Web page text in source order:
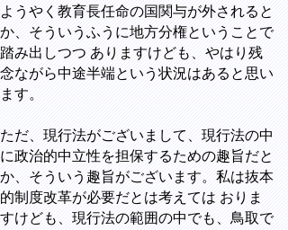
ようやく教育長任命の国関与が外されると
か、そういうふうに地方分権ということで
踏み出しつつ ありますけども、やはり残
念ながら中途半端という状況はあると思い
ます。
ただ、現行法がございまして、現行法の中
に政治的中立性を担保するための趣旨だと
か、そういう趣旨がございます。私は抜本
的制度改革が必要だとは考えては おりま
すけども、現行法の範囲の中でも、鳥取で